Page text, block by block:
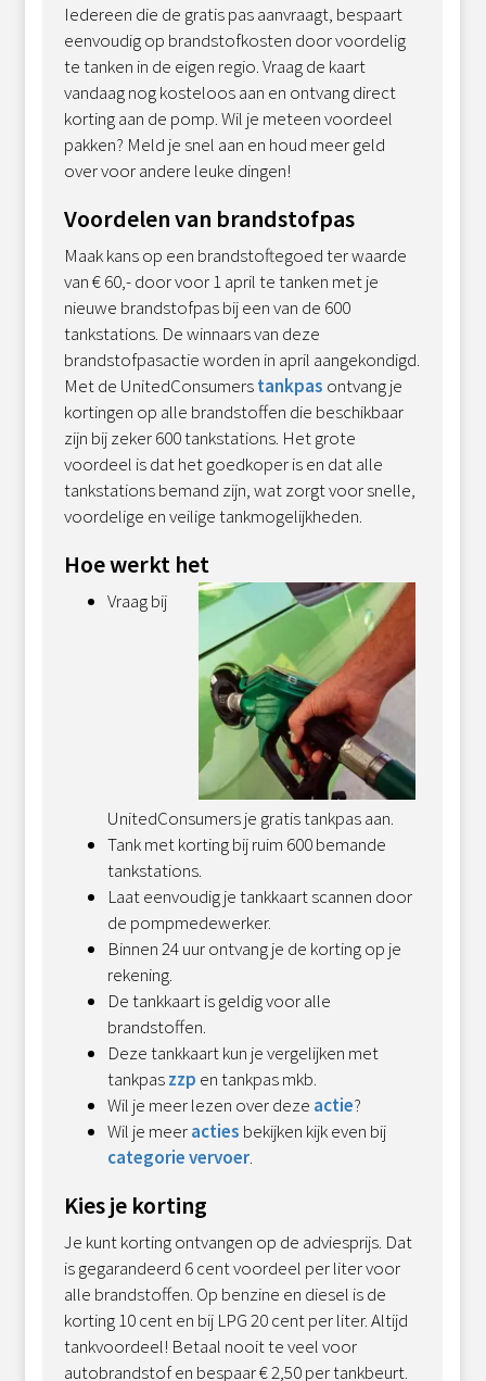
Iedereen die de gratis pas aanvraagt, bespaart
eenvoudig op brandstofkosten door voordelig
te tanken in de eigen regio. Vraag de kaart
vandaag nog kosteloos aan en ontvang direct
korting aan de pomp. Wil je meteen voordeel
pakken? Meld je snel aan en houd meer geld
over voor andere leuke dingen!
Voordelen van brandstofpas
Maak kans op een brandstoftegoed ter waarde
van € 60,- door voor 1 april te tanken met je
nieuwe brandstofpas bij een van de 600
tankstations. De winnaars van deze
brandstofpasactie worden in april aangekondigd.
Met de UnitedConsumerstankpas ontvang je
kortingen op alle brandstoffen die beschikbaar
zijn bij zeker 600 tankstations. Het grote
voordeel is dat het goedkoper is en dat alle
tankstations bemand zijn, wat zorgt voor snelle,
voordelige en veilige tankmogelijkheden.
Hoe werkt het
Vraag bij
UnitedConsumers je gratis tankpas aan.
Tank met korting bij ruim 600 bemande
tankstations.
Laat eenvoudig je tankkaart scannen door
de pompmedewerker.
Binnen 24 uur ontvang je de korting op je
rekening.
De tankkaart is geldig voor alle
brandstoffen.
Deze tankkaart kun je vergelijken met
tankpaszzp en tankpas mkb.
Wil je meer lezen over deze actie?
Wil je meeracties bekijken kijk even bij
categorie vervoer.
Kies je korting
Je kunt korting ontvangen op de adviesprijs. Dat
is gegarandeerd 6 cent voordeel per liter voor
alle brandstoffen. Op benzine en diesel is de
korting 10 cent en bij LPG 20 cent per liter. Altijd
tankvoordeel! Betaal nooit te veel voor
autobrandstof en bespaar € 2,50 per tankbeurt.